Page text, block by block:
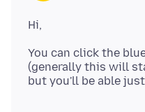
You can click the
(generally this will